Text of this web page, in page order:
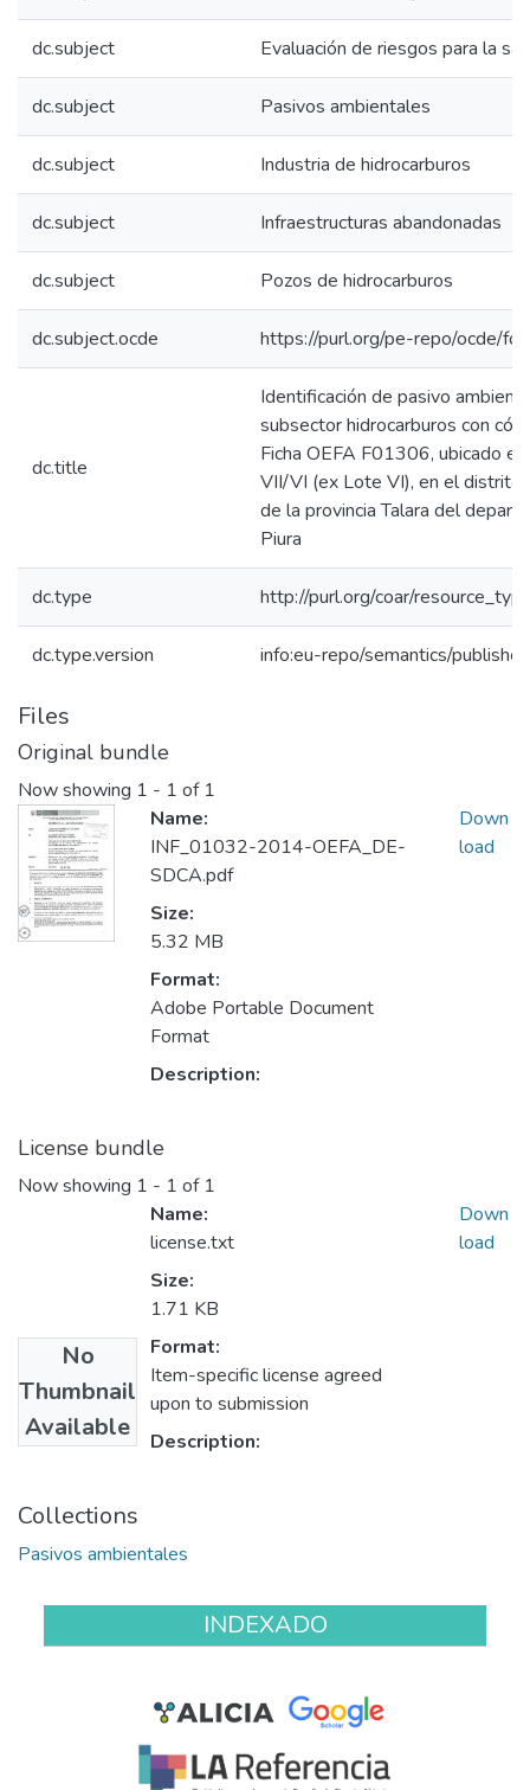
dc.subject Evaluación de riesgos para la
dc.subject Pasivos ambientales
dc.subject Industria de hidrocarburos
dc.subject Infraestructuras abandonadas
dc.subject Pozos de hidrocarburos
dc.subject.ocde https://purl.org/pe-repo/ocde/
dc.title
Identificación de pasivo
subsector hidrocarburos con
Ficha OEFA F01306, ubicado
VII/VI (ex Lote VI), en el distrito
de la provincia Talara del
Piura
dc.type http://purl.org/coar/
dc.type.version info:eu-repo/semantics/
Files
Original bundle
Now showing 1 - 1 of 1
Name:
INF_01032-2014-OEFA_DE-
SDCA.pdf
Size:
5.32 MB
Format:
Adobe Portable Document
Format
Description:
Down
load
License bundle
Now showing 1 - 1 of 1
No
Thumbnail
Available
Name:
license.txt
Size:
1.71 KB
Format:
Item-specific license agreed
upon to submission
Description:
Down
load
Collections
Pasivos ambientales
INDEXADO